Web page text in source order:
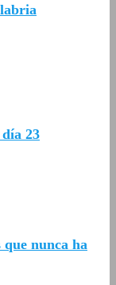
23
nunca ha